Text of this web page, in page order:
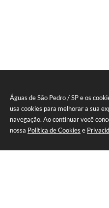
Águas de São Pedro / SP e os
usa cookies para melhorar a sua
navegação. Ao continuar você
nossa Política de Cookies e